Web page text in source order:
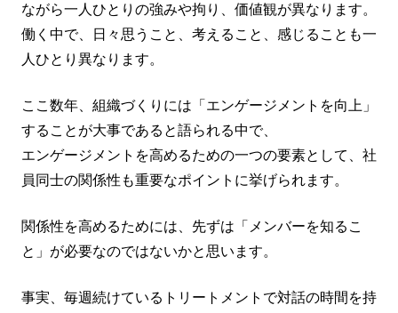
ながら一人ひとりの強みや拘り、価値観が異なります。
働く中で、日々思うこと、考えること、感じることも一
人ひとり異なります。
ここ数年、組織づくりには「エンゲージメントを向上」
することが大事であると語られる中で、
エンゲージメントを高めるための一つの要素として、社
員同士の関係性も重要なポイントに挙げられます。
関係性を高めるためには、先ずは「メンバーを知るこ
と」が必要なのではないかと思います。
事実、毎週続けているトリートメントで対話の時間を持